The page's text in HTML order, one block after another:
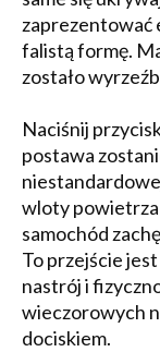
zaprezentować
falistą formę.
zostało
Naciśnij
postawa
wloty powietrza
samochód
To przejście
nastrój i
wieczorowych
dociskiem.